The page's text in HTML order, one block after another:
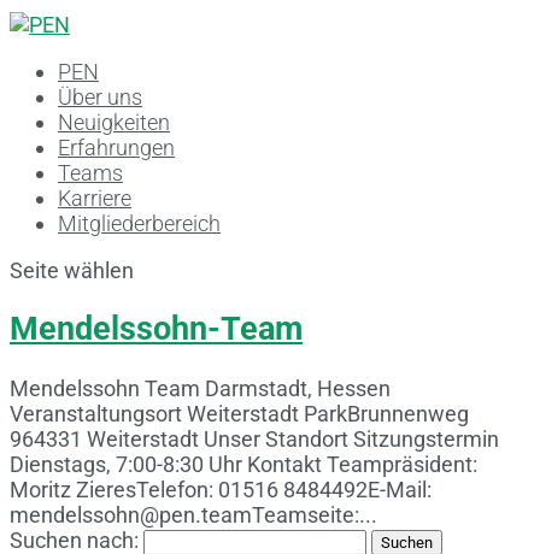
PEN
Über uns
Neuigkeiten
Erfahrungen
Teams
Karriere
Mitgliederbereich
Seite wählen
Mendelssohn-Team
Mendelssohn Team Darmstadt, Hessen
Veranstaltungsort Weiterstadt Park​Brunnenweg
964331 Weiterstadt Unser Standort Sitzungstermin
Dienstags, 7:00-8:30 Uhr Kontakt Teampräsident:
Moritz ZieresTelefon: 01516 8484492E-Mail:
mendelssohn@pen.teamTeamseite:...
Suchen nach: